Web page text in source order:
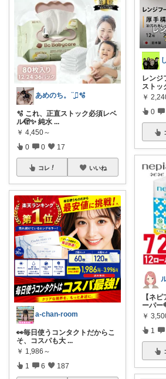
あめのち。¨̮⃝🫧
🫧 これ、正直ストック必須レベ
ル🫣✨ 純水 ...
￥ 4,450～
0 0 17
コレ いいね
a-chan-room
👀毎日使うコンタクトだからこ
そ、コスパも大 ...
￥ 1,986～
1 6 187
レンジ
ストッ
￥
0
【ネ
ーパー
￥
1